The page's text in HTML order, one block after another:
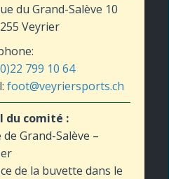
du Grand-Salève 10
Veyrier
799 10 64
foot@veyriersports.ch
du comité :
de Grand-Salève –
de la buvette dans le